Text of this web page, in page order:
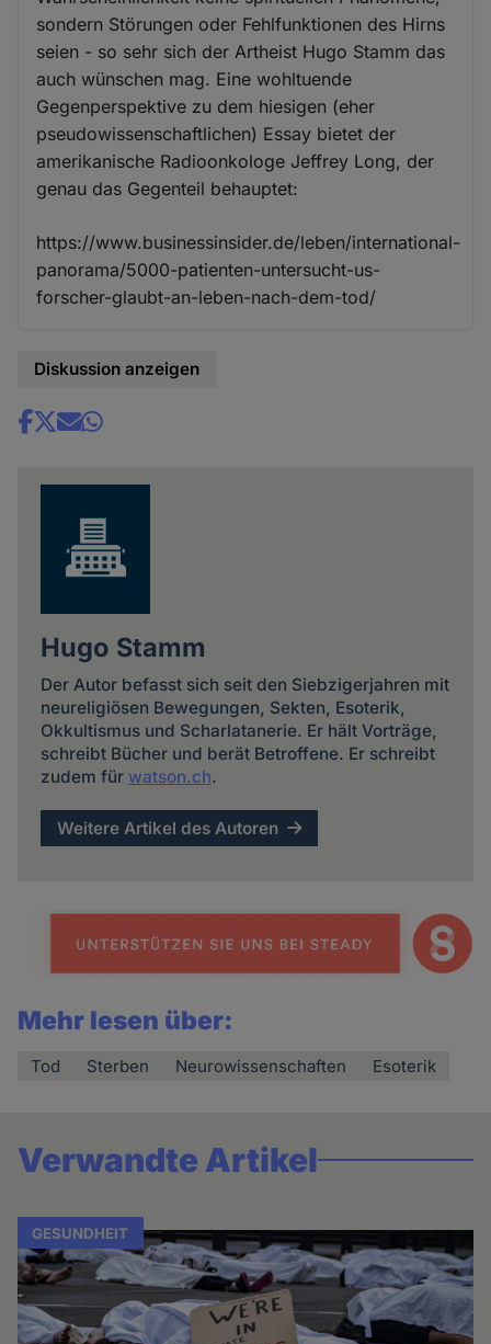
sondern Störungen oder Fehlfunktionen des Hirns
seien - so sehr sich der Artheist Hugo Stamm das
auch wünschen mag. Eine wohltuende
Gegenperspektive zu dem hiesigen (eher
pseudowissenschaftlichen) Essay bietet der
amerikanische Radioonkologe Jeffrey Long, der
genau das Gegenteil behauptet:
https://www.businessinsider.de/leben/international-
panorama/5000-patienten-untersucht-us-
forscher-glaubt-an-leben-nach-dem-tod/
Diskussion anzeigen
Share
Hugo Stamm
Der Autor befasst sich seit den Siebzigerjahren mit
neureligiösen Bewegungen, Sekten, Esoterik,
Okkultismus und Scharlatanerie. Er hält Vorträge,
schreibt Bücher und berät Betroffene. Er schreibt
zudem für watson.ch.
Weitere Artikel des Autoren
Mehr lesen über:
Tod Sterben Neurowissenschaften Esoterik
Verwandte Artikel
GESUNDHEIT